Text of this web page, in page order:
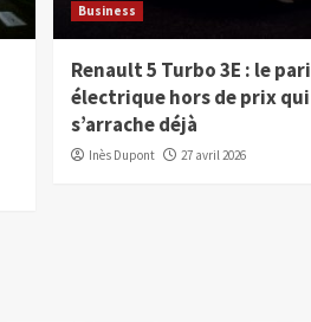
Business
Renault 5 Turbo 3E : le pari
électrique hors de prix qui
s’arrache déjà
Inès Dupont 27 avril 2026